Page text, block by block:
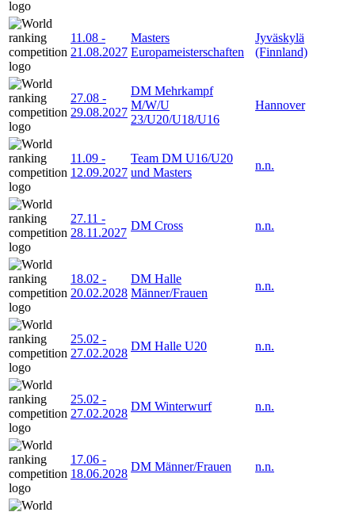
11.08 -
21.08.2027
Masters
Europameisterschaften
Jyväskylä
(Finnland)
27.08 -
29.08.2027
DM Mehrkampf
M/W/U
23/U20/U18/U16
Hannover
11.09 -
12.09.2027
Team DM U16/U20
und Masters
n.n.
27.11 -
28.11.2027
DM Cross n.n.
18.02 -
20.02.2028
DM Halle
Männer/Frauen
n.n.
25.02 -
27.02.2028
DM Halle U20 n.n.
25.02 -
27.02.2028
DM Winterwurf n.n.
17.06 -
18.06.2028
DM Männer/Frauen n.n.